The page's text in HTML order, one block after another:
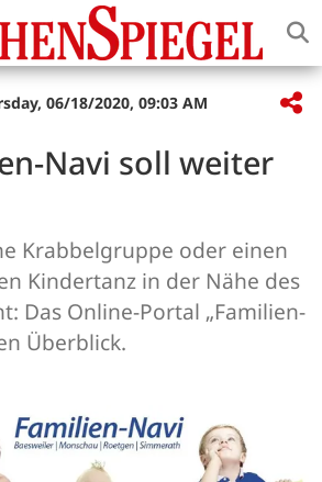
06/18/2020, 09:03 AM
Navi soll weiter
Krabbelgruppe oder einen
Kindertanz in der Nähe des
Das Online-Portal „Familien-
Überblick.